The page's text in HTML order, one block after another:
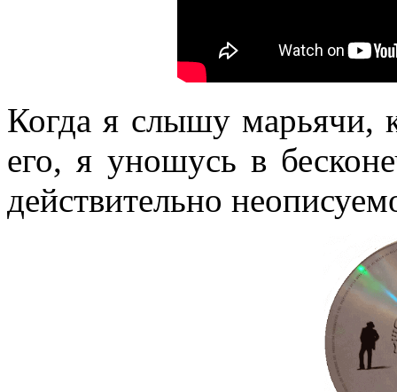
Когда я слышу марьячи,
его, я уношусь в
действительно